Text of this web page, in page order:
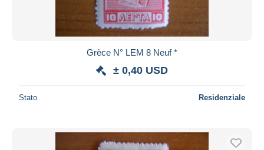
Grèce N° LEM 8 Neuf *
± 0,40 USD
Stato Residenziale